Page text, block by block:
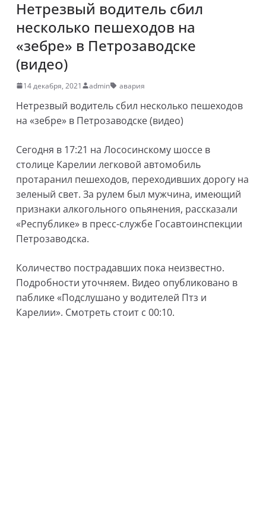
Нетрезвый водитель сбил
несколько пешеходов на
«зебре» в Петрозаводске
(видео)
14 декабря, 2021 admin авария
Нетрезвый водитель сбил несколько пешеходов
на «зебре» в Петрозаводске (видео)
Сегодня в 17:21 на Лососинскому шоссе в
столице Карелии легковой автомобиль
протаранил пешеходов, переходивших дорогу на
зеленый свет. За рулем был мужчина, имеющий
признаки алкогольного опьянения, рассказали
«Республике» в пресс-службе Госавтоинспекции
Петрозаводска.
Количество пострадавших пока неизвестно.
Подробности уточняем. Видео опубликовано в
паблике «Подслушано у водителей Птз и
Карелии». Смотреть стоит с 00:10.